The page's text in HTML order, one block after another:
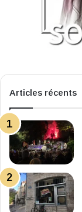
Articles récents